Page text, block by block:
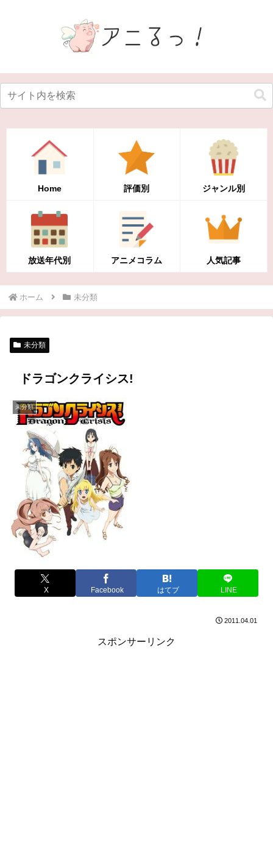
Home 評価別 ジャンル別
放送年代別 アニメコラム 人気記事
ホーム 未分類
未分類
ドラゴンクライシス!
未分類
X Facebook はてブ LINE
2011.04.01
スポンサーリンク